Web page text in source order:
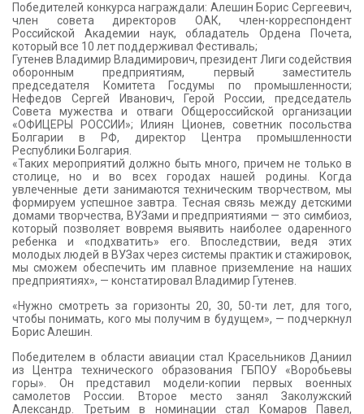
Победителей конкурса награждали: Алешин Борис Сергеевич,
член совета директоров ОАК, член-корреспондент
Российской Академии наук, обладатель Ордена Почета,
который все 10 лет поддерживал Фестиваль;
Гутенев Владимир Владимирович, президент Лиги содействия
оборонным предприятиям, первый заместитель
председателя Комитета Госдумы по промышленности;
Нефедов Сергей Иванович, Герой России, председатель
Совета мужества и отваги Общероссийской организации
«ОФИЦЕРЫ РОССИИ»; Илиян Ционев, советник посольства
Болгарии в РФ, директор Центра промышленности
Республики Болгария.
«Таких мероприятий должно быть много, причем не только в
столице, но и во всех городах нашей родины. Когда
увлеченные дети занимаются техническим творчеством, мы
формируем успешное завтра. Тесная связь между детскими
домами творчества, ВУЗами и предприятиями — это симбиоз,
который позволяет вовремя выявить наиболее одаренного
ребенка и «подхватить» его. Впоследствии, ведя этих
молодых людей в ВУЗах через системы практик и стажировок,
мы сможем обеспечить им плавное приземление на наших
предприятиях», — констатировал Владимир Гутенев.
«Нужно смотреть за горизонты 20, 30, 50-ти лет, для того,
чтобы понимать, кого мы получим в будущем», — подчеркнул
Борис Алешин.
Победителем в области авиации стал Красельников Даниил
из Центра технического образования ГБПОУ «Воробьевы
горы». Он представил модели-копии первых военных
самолетов России. Второе место занял Заколужский
Александр. Третьим в номинации стал Комаров Павел,